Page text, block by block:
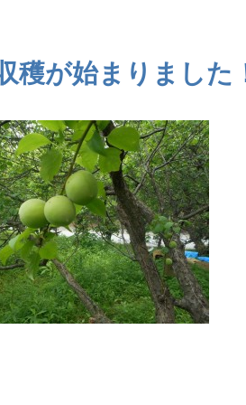
穫が始まりました